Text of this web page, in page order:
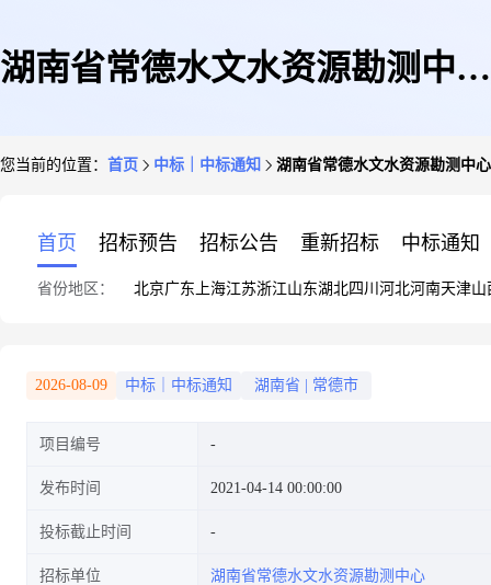
湖南省常德水文水资源勘测中心
您当前的位置： 首页 中标｜中标通知 湖南省常德水文水资源勘测中
首页 招标预告 招标公告 重新招标 中标通知
省份地区： 北京广东 上海江苏浙江山东湖北四川 河北河南天津山
2026-08-09 中标｜中标通知 湖南省 常德市
项目编号
发布时间 2021-04-14 00:00:00
投标截止时间
招标单位 湖南省常德水文水资源勘测中心